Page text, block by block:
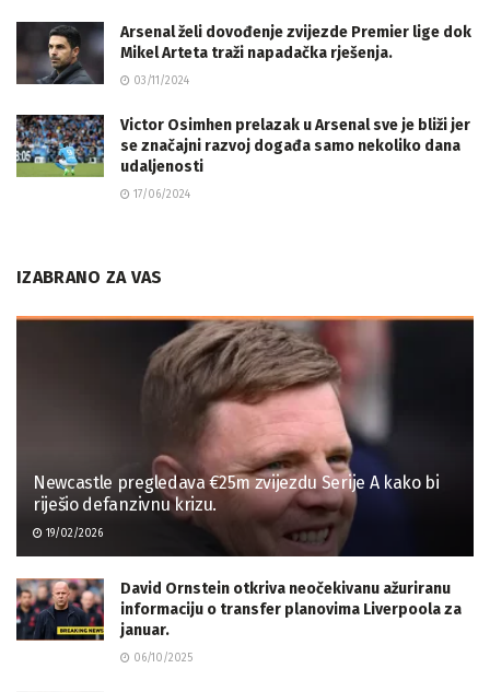
Arsenal želi dovođenje zvijezde Premier lige dok
Mikel Arteta traži napadačka rješenja.
03/11/2024
Victor Osimhen prelazak u Arsenal sve je bliži jer
se značajni razvoj događa samo nekoliko dana
udaljenosti
17/06/2024
IZABRANO ZA VAS
Newcastle pregledava €25m zvijezdu Serije A kako bi
riješio defanzivnu krizu.
19/02/2026
David Ornstein otkriva neočekivanu ažuriranu
informaciju o transfer planovima Liverpoola za
januar.
06/10/2025